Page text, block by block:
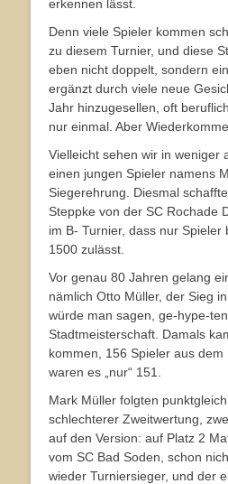
erkennen lässt.
Denn viele Spieler kommen
zu diesem Turnier, und diese
eben nicht doppelt, sondern
ergänzt durch viele neue
Jahr hinzugesellen, oft
nur einmal. Aber
Vielleicht sehen wir in weniger
einen jungen Spieler namens
Siegerehrung. Diesmal
Steppke von der SC Rochade
im B- Turnier, dass nur Spieler
1500 zulässt.
Vor genau 80 Jahren gelang
nämlich Otto Müller, der Sieg
würde man sagen, ge-hype-
Stadtmeisterschaft. Damals
kommen, 156 Spieler aus
waren es „nur“ 151.
Mark Müller folgten
schlechterer Zweitwertung,
auf den Version: auf Platz 2
vom SC Bad Soden, schon
wieder Turniersieger, und der